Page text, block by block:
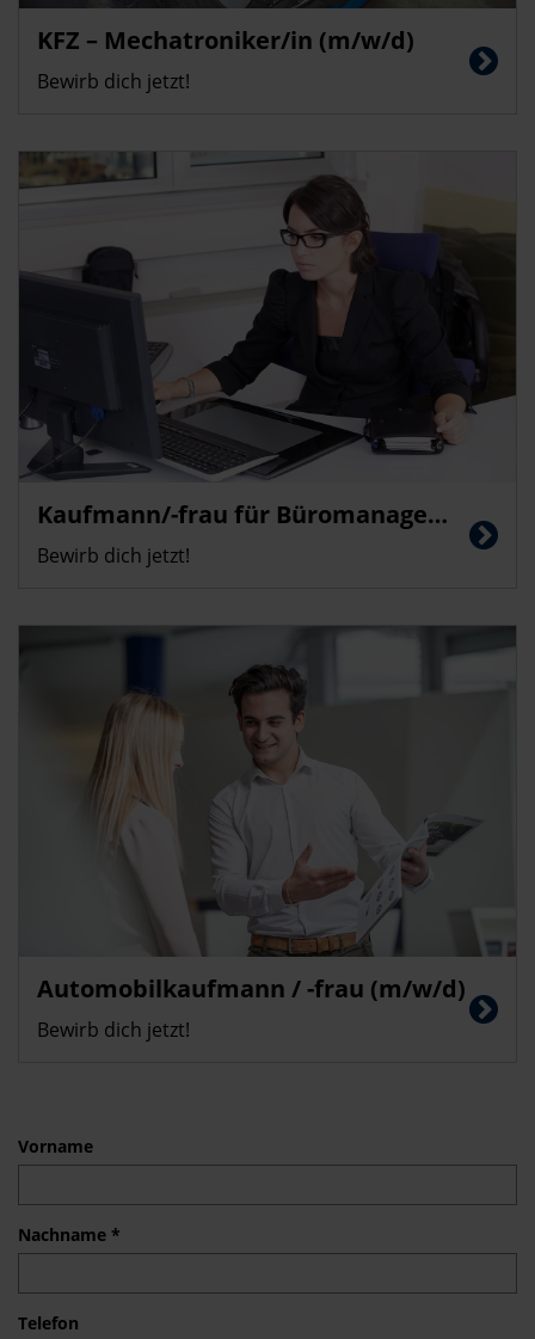
KFZ – Mechatroniker/in (m/w/d)
Bewirb dich jetzt!
Kaufmann/-frau für Büromanagement (m/w/d)
Bewirb dich jetzt!
Automobilkaufmann / -frau (m/w/d)
Bewirb dich jetzt!
Vorname
Nachname *
Telefon